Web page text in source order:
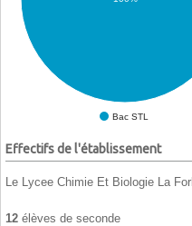
Bac STL
Effectifs de l'établissement
Le Lycee Chimie Et Biologie La
12 élèves de seconde